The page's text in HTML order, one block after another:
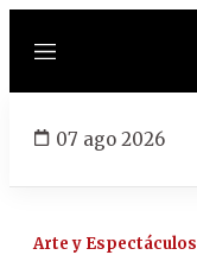
Menú
07 ago 2026
Arte y Espectáculos